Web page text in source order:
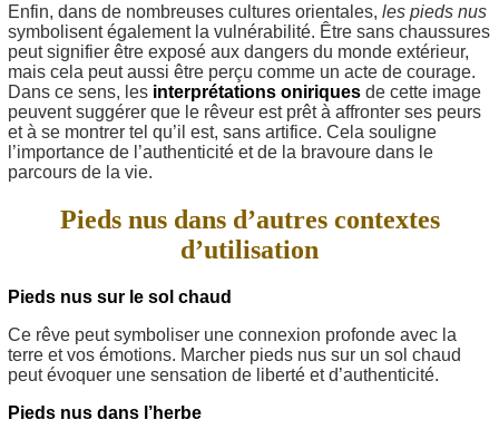
Enfin, dans de nombreuses cultures orientales, les pieds nus
symbolisent également la vulnérabilité. Être sans chaussures
peut signifier être exposé aux dangers du monde extérieur,
mais cela peut aussi être perçu comme un acte de courage.
Dans ce sens, les interprétations oniriques de cette image
peuvent suggérer que le rêveur est prêt à affronter ses peurs
et à se montrer tel qu’il est, sans artifice. Cela souligne
l’importance de l’authenticité et de la bravoure dans le
parcours de la vie.
Pieds nus dans d’autres contextes
d’utilisation
Pieds nus sur le sol chaud
Ce rêve peut symboliser une connexion profonde avec la
terre et vos émotions. Marcher pieds nus sur un sol chaud
peut évoquer une sensation de liberté et d’authenticité.
Pieds nus dans l’herbe